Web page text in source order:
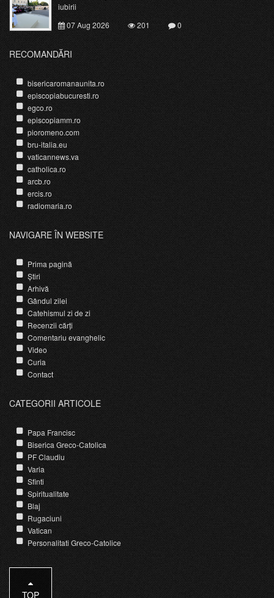
iubirii
07 Aug 2026
201 0
RECOMANDĂRI
bisericaromanaunita.ro
episcopiabucuresti.ro
egco.ro
episcopiamm.ro
pioromeno.com
bru-italia.eu
vaticannews.va
catholica.ro
arcb.ro
ercis.ro
radiomaria.ro
NAVIGARE ÎN WEBSITE
Prima pagină
Știri
Arhivă
Gândul zilei
Catehismul zi de zi
Recenzii cărți
Comentariu evanghelic
Video
Curia
Contact
CATEGORII ARTICOLE
Papa Francisc
Biserica Greco-Catolica
PF Claudiu
Varia
Sfinti
Spiritualitate
Blaj
Rugaciuni
Vatican
Personalitati Greco-Catolice
TOP